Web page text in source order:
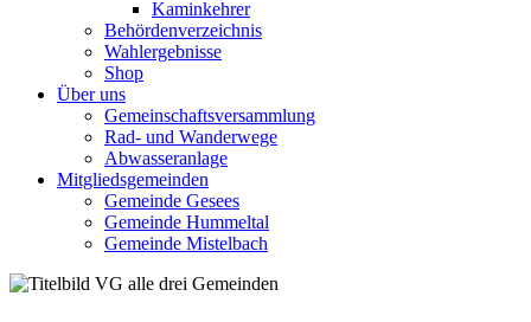
Kaminkehrer
Behördenverzeichnis
Wahlergebnisse
Shop
Über uns
Gemeinschaftsversammlung
Rad- und Wanderwege
Abwasseranlage
Mitgliedsgemeinden
Gemeinde Gesees
Gemeinde Hummeltal
Gemeinde Mistelbach